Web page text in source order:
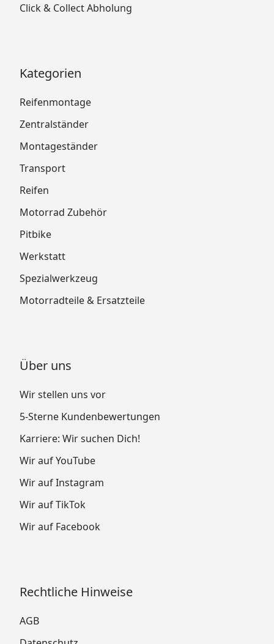
Click & Collect Abholung
Kategorien
Reifenmontage
Zentralständer
Montageständer
Transport
Reifen
Motorrad Zubehör
Pitbike
Werkstatt
Spezialwerkzeug
Motorradteile & Ersatzteile
Über uns
Wir stellen uns vor
5-Sterne Kundenbewertungen
Karriere: Wir suchen Dich!
Wir auf YouTube
Wir auf Instagram
Wir auf TikTok
Wir auf Facebook
Rechtliche Hinweise
AGB